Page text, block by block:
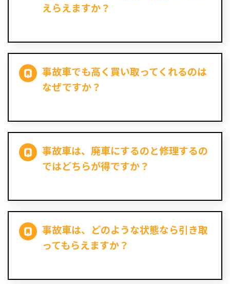
えらえますか？
事故車でも高く買い取ってくれるのは
なぜですか？
事故車は、廃車にするのと修理するの
ではどちらが得ですか？
事故車は、どのような状態なら引き取
ってもらえますか？